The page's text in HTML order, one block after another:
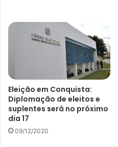
Eleição em Conquista:
Diplomação de eleitos e
suplentes será no próximo
dia 17
09/12/2020